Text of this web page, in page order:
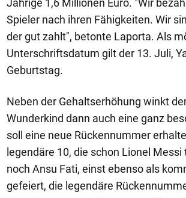
Jährige 1,6 Millionen Euro. "Wir
Spieler nach ihren Fähigkeiten. Wir
der gut zahlt", betonte Laporta. Als
Unterschriftsdatum gilt der 13. Juli,
Geburtstag.
Neben der Gehaltserhöhung winkt
Wunderkind dann auch eine ganz
soll eine neue Rückennummer
legendäre 10, die schon Lionel
noch Ansu Fati, einst ebenso als
gefeiert, die legendäre